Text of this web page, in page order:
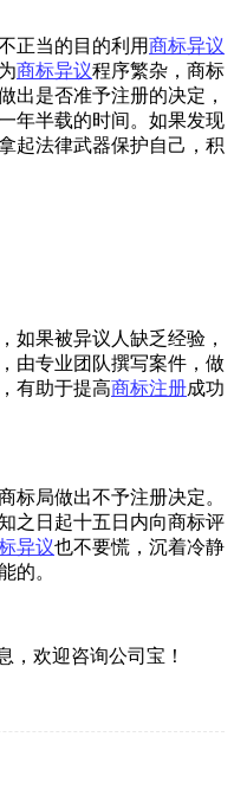
正当的目的利用商标异议
商标异议程序繁杂，商标
出是否准予注册的决定，
年半载的时间。如果发现
起法律武器保护自己，积
如果被异议人缺乏经验，
由专业团队撰写案件，做
有助于提高商标注册成功
标局做出不予注册决定。
之日起十五日内向商标评
异议也不要慌，沉着冷静
的。
，欢迎咨询公司宝！